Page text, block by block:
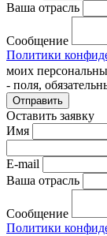
Ваша отрасль
Сообщение
Политики
моих
- поля,
Отправить
Оставить заявку
Имя
E-mail
Ваша отрасль
Сообщение
Политики